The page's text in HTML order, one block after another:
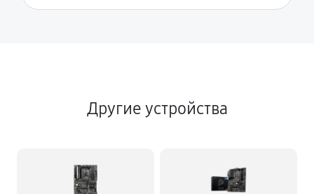
Другие устройства